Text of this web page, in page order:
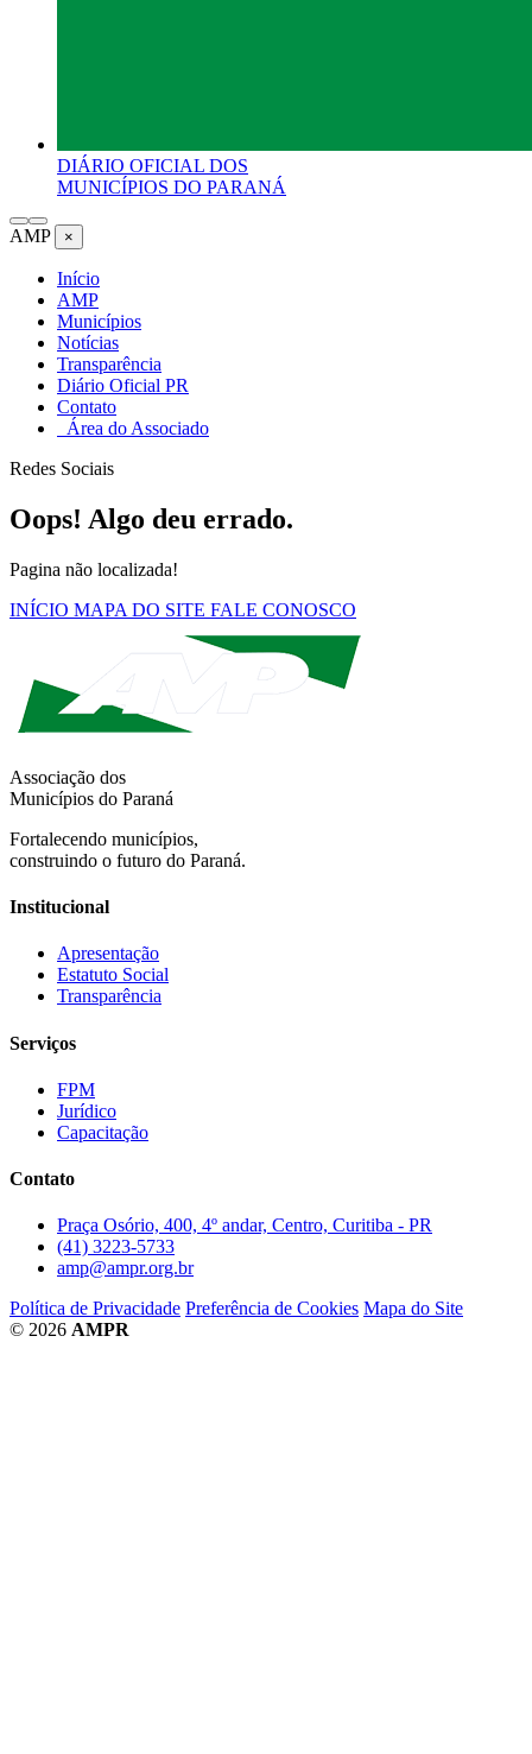
DIÁRIO OFICIAL DOS
MUNICÍPIOS DO PARANÁ
AMP ×
Início
AMP
Municípios
Notícias
Transparência
Diário Oficial PR
Contato
Área do Associado
Redes Sociais
Oops! Algo deu errado.
Pagina não localizada!
INÍCIO MAPA DO SITE FALE CONOSCO
Associação dos
Municípios do Paraná
Fortalecendo municípios,
construindo o futuro do Paraná.
Institucional
Apresentação
Estatuto Social
Transparência
Serviços
FPM
Jurídico
Capacitação
Contato
Praça Osório, 400, 4º andar, Centro, Curitiba - PR
(41) 3223-5733
amp@ampr.org.br
Política de Privacidade Preferência de Cookies Mapa do Site
© 2026 AMPR